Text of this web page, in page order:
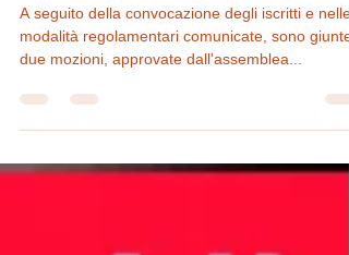
22 nov 2023
Tempo di lettura: 2 min
Resoconto Congresso Nazionale 2023
A seguito della convocazione degli iscritti e nelle